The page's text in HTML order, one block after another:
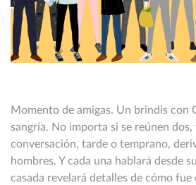
Momento de amigas. Un brindis con
sangría. No importa si se reúnen
conversación, tarde o temprano,
hombres. Y cada una hablará desde
casada revelará detalles de cómo fue